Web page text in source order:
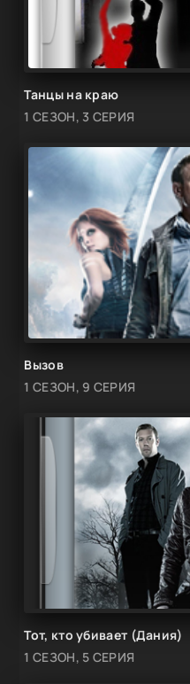
Танцы на краю
1 СЕЗОН, 3 СЕРИЯ
Вызов
1 СЕЗОН, 9 СЕРИЯ
Тот, кто убивает (Дания)
1 СЕЗОН, 5 СЕРИЯ